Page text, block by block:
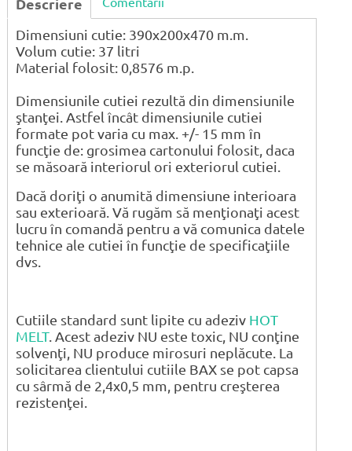
Descriere
Dimensiuni cutie: 390x200x470 m.m.
Volum cutie: 37 litri
Material folosit: 0,8576 m.p.
Dimensiunile cutiei rezultă din dimensiunile
ştanţei. Astfel încât dimensiunile cutiei
formate pot varia cu max. +/- 15 mm în
funcţie de: grosimea cartonului folosit, daca
se măsoară interiorul ori exteriorul cutiei.
Dacă doriţi o anumită dimensiune interioara
sau exterioară. Vă rugăm să menţionaţi acest
lucru în comandă pentru a vă comunica datele
tehnice ale cutiei în funcţie de specificaţiile
dvs.
Cutiile standard sunt lipite cu adeziv HOT
MELT. Acest adeziv NU este toxic, NU conţine
solvenţi, NU produce mirosuri neplăcute. La
solicitarea clientului cutiile BAX se pot capsa
cu sârmă de 2,4x0,5 mm, pentru creşterea
rezistenţei.